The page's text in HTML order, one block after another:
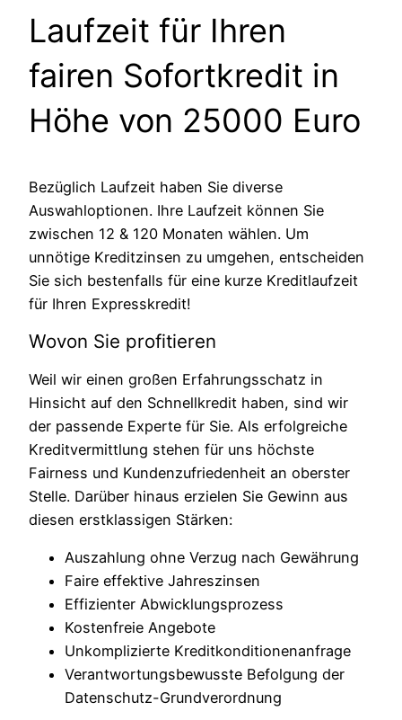
Laufzeit für Ihren
fairen Sofortkredit in
Höhe von 25000 Euro
Bezüglich Laufzeit haben Sie diverse
Auswahloptionen. Ihre Laufzeit können Sie
zwischen 12 & 120 Monaten wählen. Um
unnötige Kreditzinsen zu umgehen, entscheiden
Sie sich bestenfalls für eine kurze Kreditlaufzeit
für Ihren Expresskredit!
Wovon Sie profitieren
Weil wir einen großen Erfahrungsschatz in
Hinsicht auf den Schnellkredit haben, sind wir
der passende Experte für Sie. Als erfolgreiche
Kreditvermittlung stehen für uns höchste
Fairness und Kundenzufriedenheit an oberster
Stelle. Darüber hinaus erzielen Sie Gewinn aus
diesen erstklassigen Stärken:
Auszahlung ohne Verzug nach Gewährung
Faire effektive Jahreszinsen
Effizienter Abwicklungsprozess
Kostenfreie Angebote
Unkomplizierte Kreditkonditionenanfrage
Verantwortungsbewusste Befolgung der
Datenschutz-Grundverordnung